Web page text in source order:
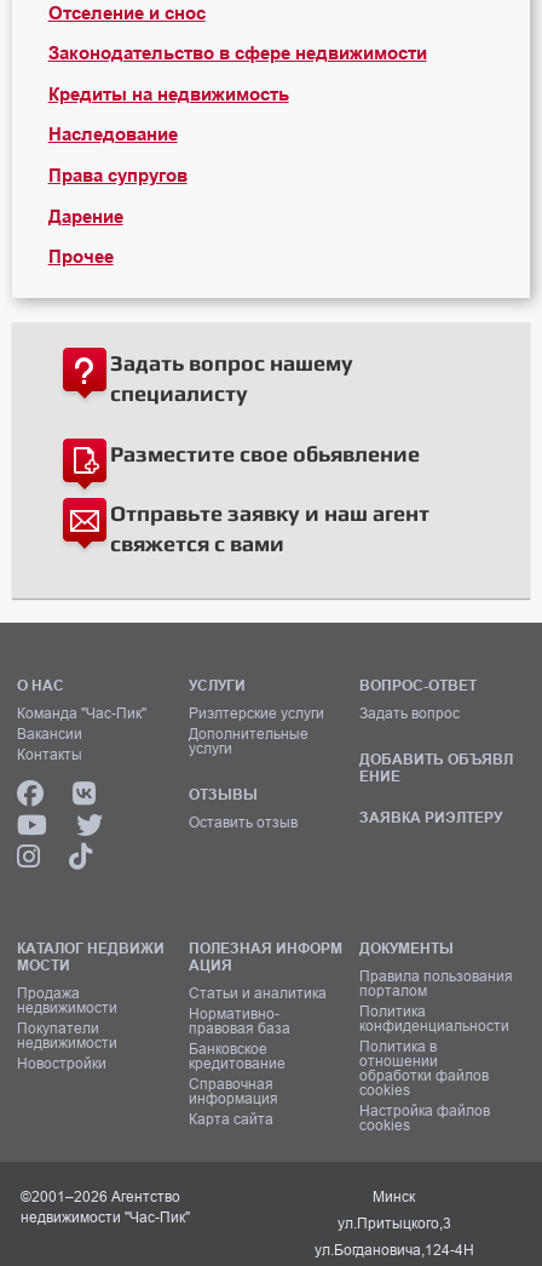
Отселение и снос
Законодательство в сфере недвижимости
Кредиты на недвижимость
Наследование
Права супругов
Дарение
Прочее
Задать вопрос нашему
специалисту
Разместите свое обьявление
Отправьте заявку и наш агент
свяжется с вами
О НАС
Команда "Час-Пик"
Вакансии
Контакты
УСЛУГИ
Риэлтерские услуги
Дополнительные
услуги
ОТЗЫВЫ
Оставить отзыв
ВОПРОС-ОТВЕТ
Задать вопрос
ДОБАВИТЬ ОБЪЯВЛ
ЕНИЕ
ЗАЯВКА РИЭЛТЕРУ
КАТАЛОГ НЕДВИЖИ
МОСТИ
Продажа
недвижимости
Покупатели
недвижимости
Новостройки
ПОЛЕЗНАЯ ИНФОРМ
АЦИЯ
Статьи и аналитика
Нормативно-
правовая база
Банковское
кредитование
Справочная
информация
Карта сайта
ДОКУМЕНТЫ
Правила пользования
порталом
Политика
конфиденциальности
Политика в
отношении
обработки файлов
cookies
Настройка файлов
cookies
©2001–2026 Агентство
недвижимости "Час-Пик"
Минск
ул.Притыцкого,3
ул.Богдановича,124-4Н